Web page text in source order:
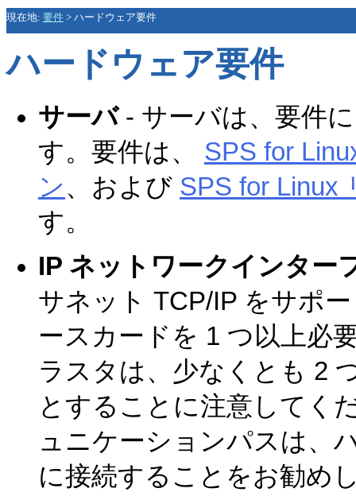
現在地: 要件 > ハードウェア要件
ハードウェア要件
サーバ- サーバは、要件
す。要件は、 SPS for
ン、および SPS for Linux
す。
IP ネットワークインター
サネット TCP/IP をサポ
ースカードを 1 つ以上必
ラスタは、少なくとも 2
とすることに注意してく
ュニケーションパスは、
に接続することをお勧め